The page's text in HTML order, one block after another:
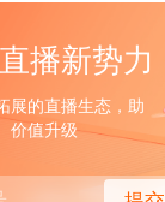
播新势力
展的直播生态，助
价值升级